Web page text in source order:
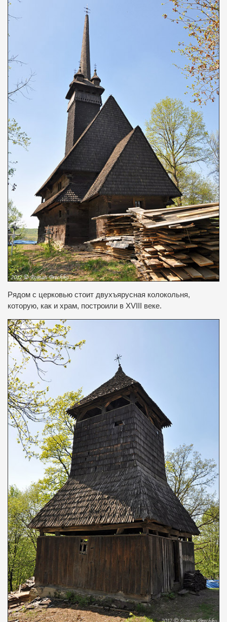
Рядом с церковью стоит двухъярусная колокольня,
которую, как и храм, построили в XVIII веке.